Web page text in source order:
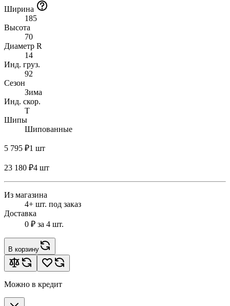
Ширина
185
Высота
70
Диаметр R
14
Инд. груз.
92
Сезон
Зима
Инд. скор.
T
Шипы
Шипованные
5 795 ₽1 шт
23 180 ₽4 шт
Из магазина
4+ шт. под заказ
Доставка
0 ₽ за 4 шт.
В корзину
Можно в кредит